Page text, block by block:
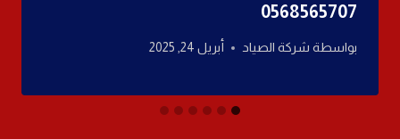
0568565707
بواسطة شركة الصياد أبريل 24, 2025